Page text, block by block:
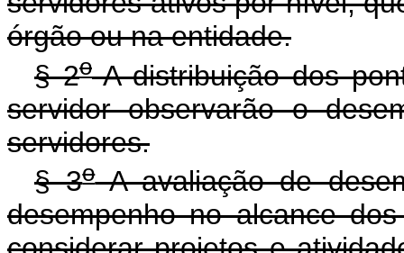
órgão ou na entidade.
§ 2oA distribuição dos
servidor observarão o
servidores.
§ 3oA avaliação de
desempenho no alcance